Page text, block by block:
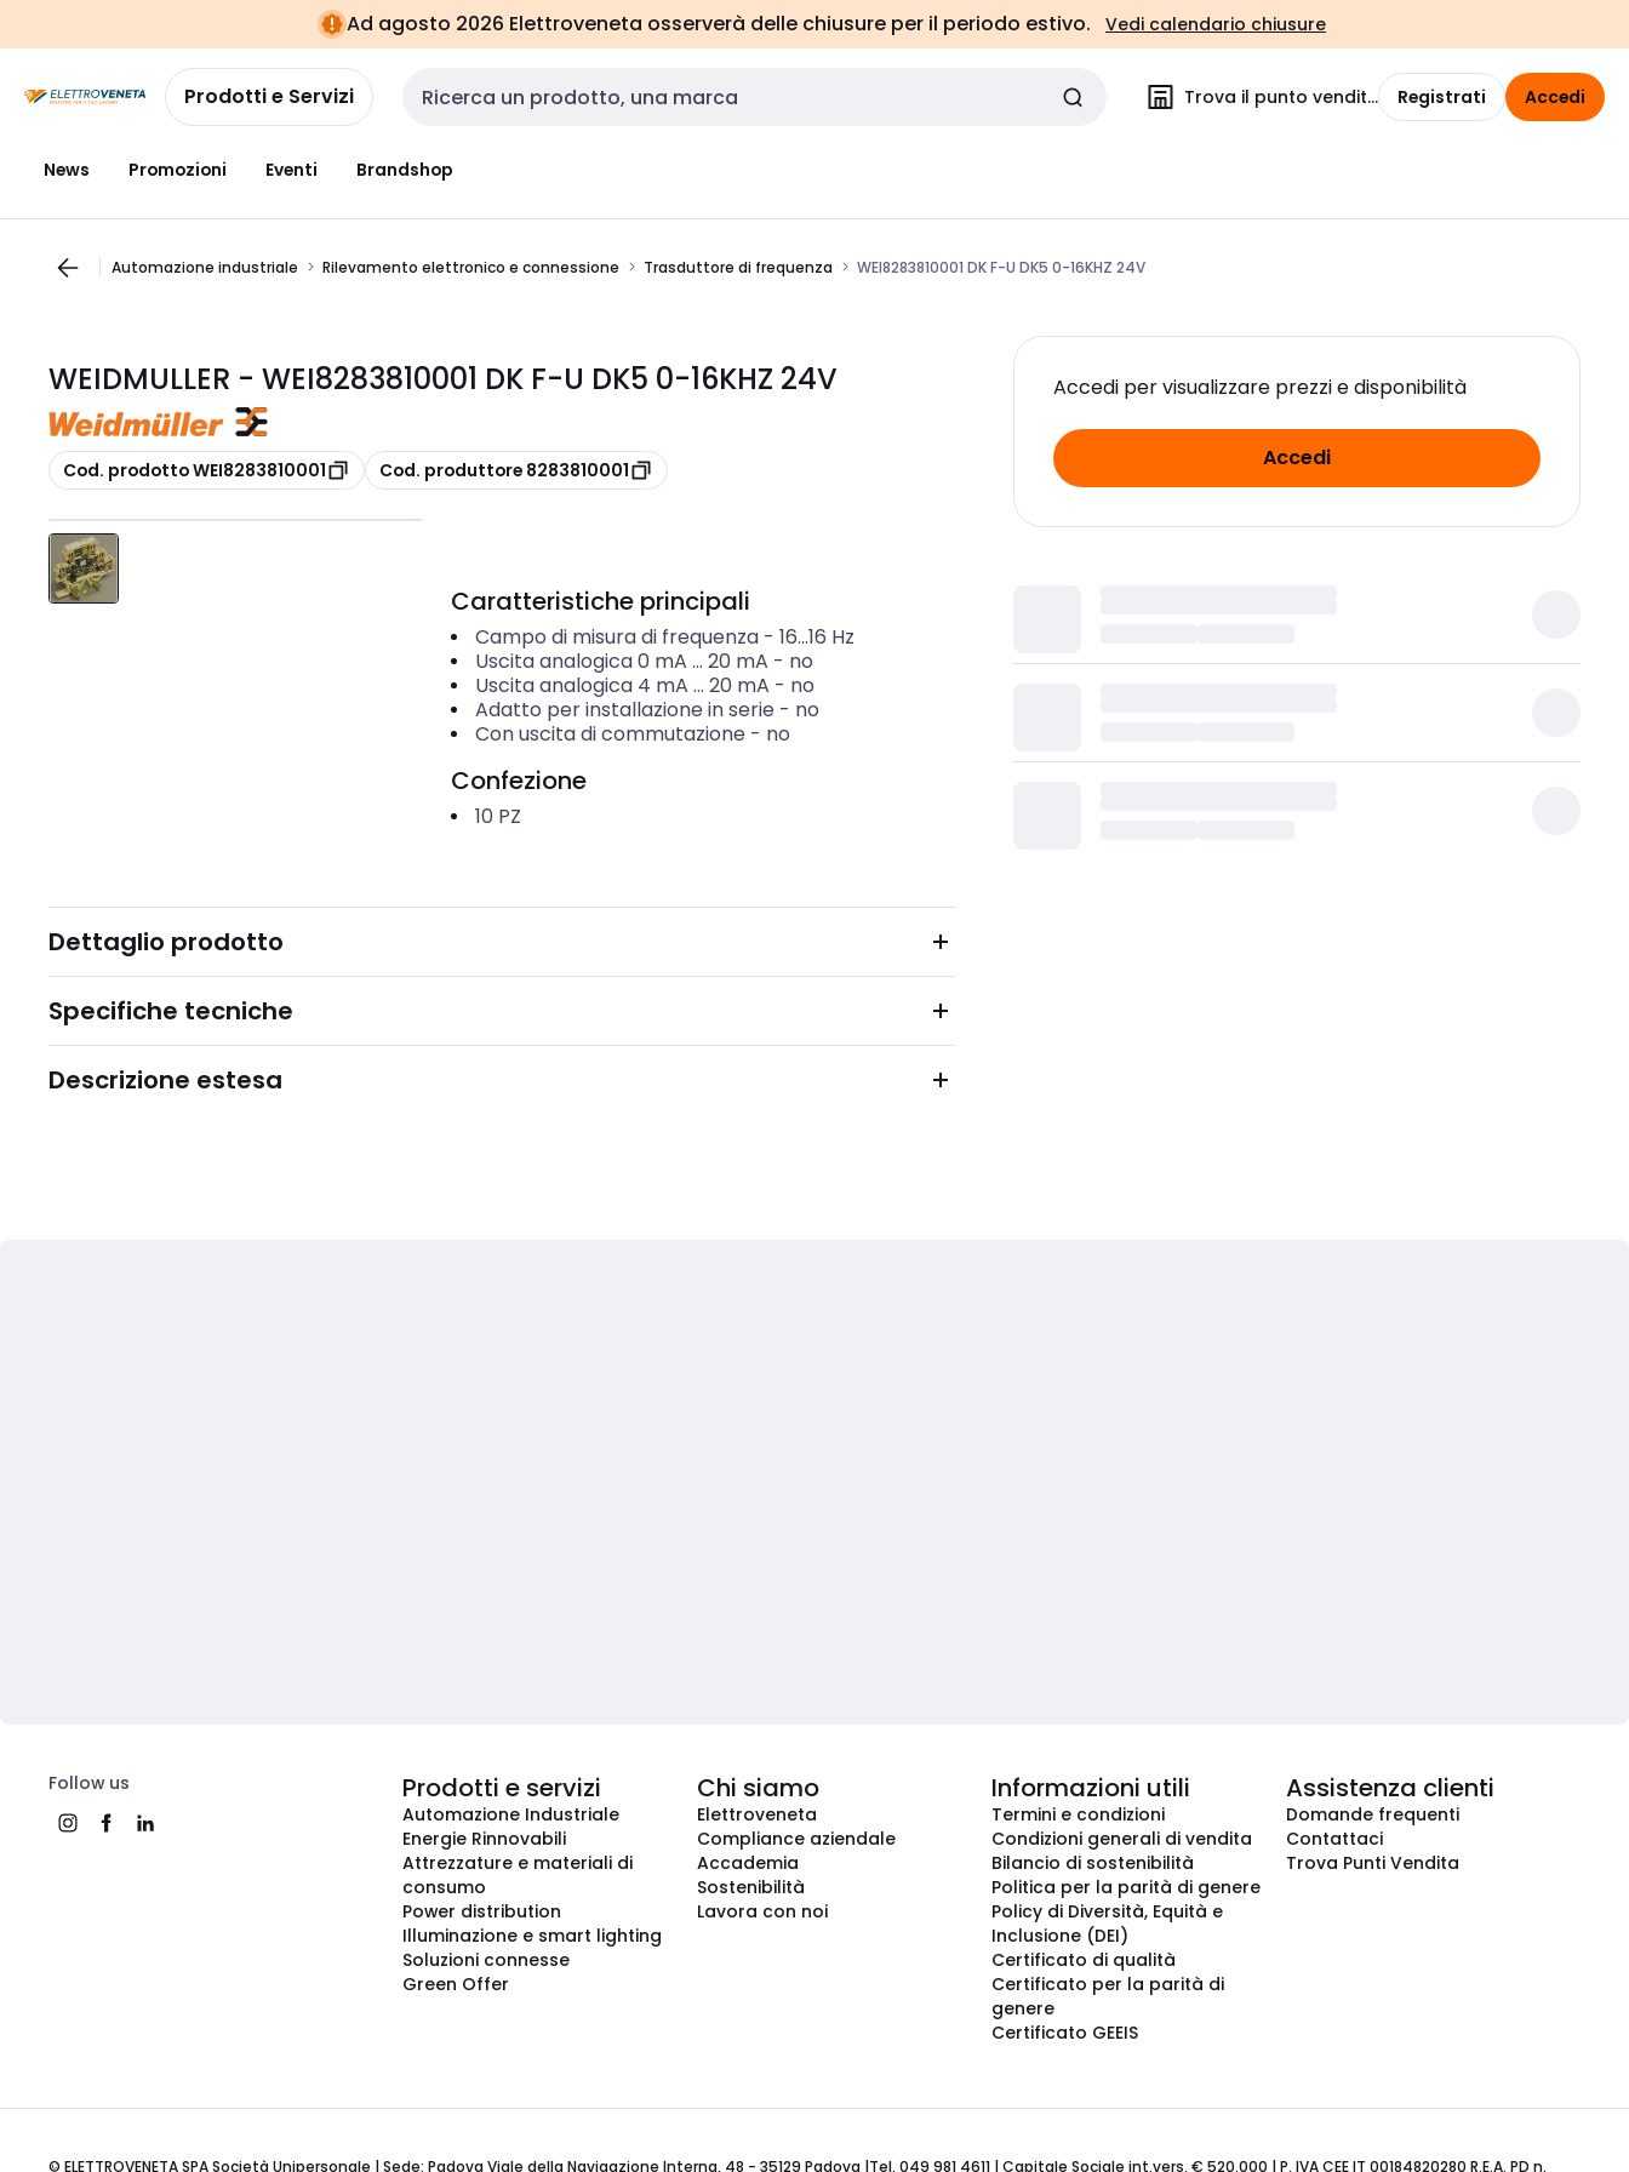
navigazionealla
pagina
Ad agosto 2026 Elettroveneta osserverà delle chiusure per il periodo estivo. Vedi calendario chiusure
Prodotti e Servizi Cerca input Trova il punto vendita Registrati Accedi
News Promozioni Eventi Brandshop
Automazione industriale Rilevamento elettronico e connessione Trasduttore di frequenza WEI8283810001 DK F-U DK5 0-16KHZ 24V
WEIDMULLER - WEI8283810001 DK F-U DK5 0-16KHZ 24V
copia
Cod. prodotto WEI8283810001 copia
Cod. produttore 8283810001
Accedi per visualizzare prezzi e disponibilità
Accedi
Caratteristiche principali
Campo di misura di frequenza- 16...16 Hz
Uscita analogica 0 mA ... 20 mA - no
Uscita analogica 4 mA ... 20 mA - no
Adatto per installazione in serie - no
Con uscita di commutazione - no
Confezione
10 PZ
Dettaglio prodotto
Specifiche tecniche
Descrizione estesa
Follow us Prodotti e servizi
Automazione Industriale
Energie Rinnovabili
Attrezzature e materiali di
consumo
Power distribution
Illuminazione e smart lighting
Soluzioni connesse
Green Offer
Chi siamo
Elettroveneta
Compliance aziendale
Accademia
Sostenibilità
Lavora con noi
Informazioni utili
Termini e condizioni
Condizioni generali di vendita
Bilancio di sostenibilità
Politica per la parità di genere
Policy di Diversità, Equità e
Inclusione (DEI)
Certificato di qualità
Certificato per la parità di
genere
Certificato GEEIS
Assistenza clienti
Domande frequenti
Contattaci
Trova Punti Vendita
© ELETTROVENETA SPA Società Unipersonale | Sede: Padova Viale della Navigazione Interna, 48 - 35129 Padova |Tel. 049 981 4611 | Capitale Sociale int.vers. € 520.000 | P. IVA CEE IT 00184820280 R.E.A. PD n.